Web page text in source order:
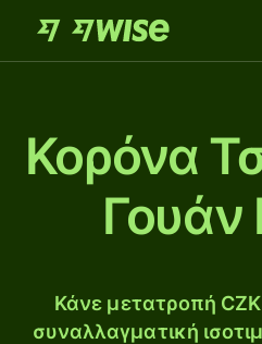
Κορόνα
Γουάν
Κάνε μετατροπή
συναλλαγματική